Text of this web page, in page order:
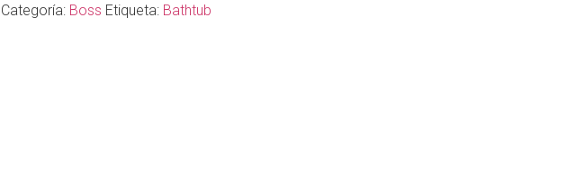
Categoría: Boss Etiqueta: Bathtub